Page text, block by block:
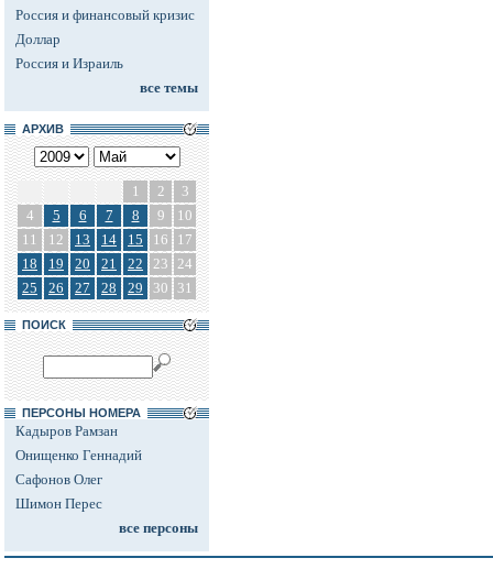
Россия и финансовый кризис
Доллар
Россия и Израиль
все темы
АРХИВ
1 2
3
4
5 6 7 8 9
10
11
12 13 14 15 16
17
18
19 20 21 22 23 24
25
26 27 28 29 30 31
ПОИСК
ПЕРСОНЫ НОМЕРА
Кадыров Рамзан
Онищенко Геннадий
Сафонов Олег
Шимон Перес
все персоны